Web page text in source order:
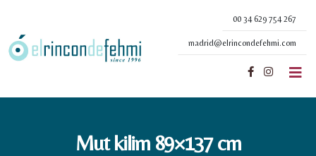
00 34 629 754 267
madrid@elrincondefehmi.com
Mut kilim 89×137 cm